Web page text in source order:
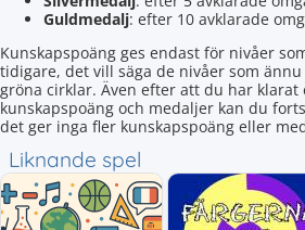
Guldmedalj: efter 10 avklarade
Kunskapspoäng ges endast för nivåer
tidigare, det vill säga de nivåer som
gröna cirklar. Även efter att du har klarat
kunskapspoäng och medaljer kan du
det ger inga fler kunskapspoäng eller
Liknande spel